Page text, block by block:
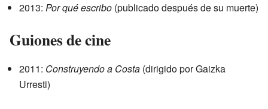
2013: Por qué escribo (publicado después de su muerte)
Guiones de cine
2011: Construyendo a Costa (dirigido por Gaizka
Urresti)